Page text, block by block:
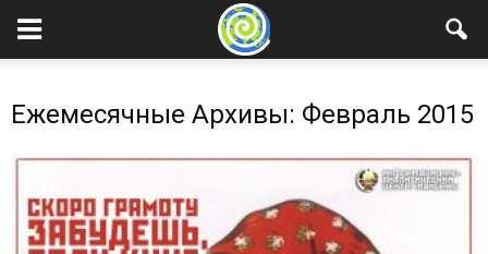
Ежемесячные Архивы: Февраль 2015